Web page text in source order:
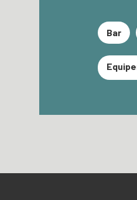
Bar